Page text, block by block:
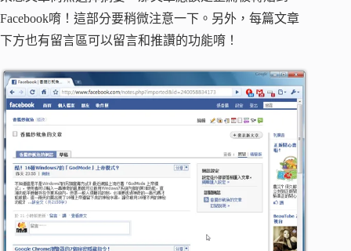
Facebook唷！這部分要稍微注意一下。另外，每篇文章
下方也有留言區可以留言和推讚的功能唷！